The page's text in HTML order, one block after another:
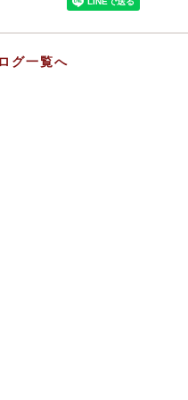
グ一覧へ